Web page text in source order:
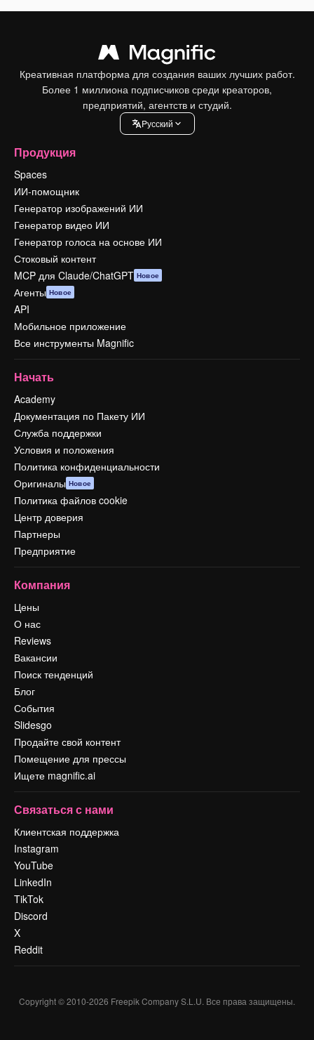
Креативная платформа для создания ваших лучших работ.
Более 1 миллиона подписчиков среди креаторов,
предприятий, агентств и студий.
Pусский
Продукция
Spaces
ИИ-помощник
Генератор изображений ИИ
Генератор видео ИИ
Генератор голоса на основе ИИ
Стоковый контент
MCP для Claude/ChatGPT Новое
Агенты Новое
API
Мобильное приложение
Все инструменты Magnific
Начать
Academy
Документация по Пакету ИИ
Служба поддержки
Условия и положения
Политика конфиденциальности
Оригиналы Новое
Политика файлов cookie
Центр доверия
Партнеры
Предприятие
Компания
Цены
О нас
Reviews
Вакансии
Поиск тенденций
Блог
События
Slidesgo
Продайте свой контент
Помещение для прессы
Ищете magnific.ai
Связаться с нами
Клиентская поддержка
Instagram
YouTube
LinkedIn
TikTok
Discord
X
Reddit
Copyright © 2010-2026 Freepik Company S.L.U. Все права защищены.